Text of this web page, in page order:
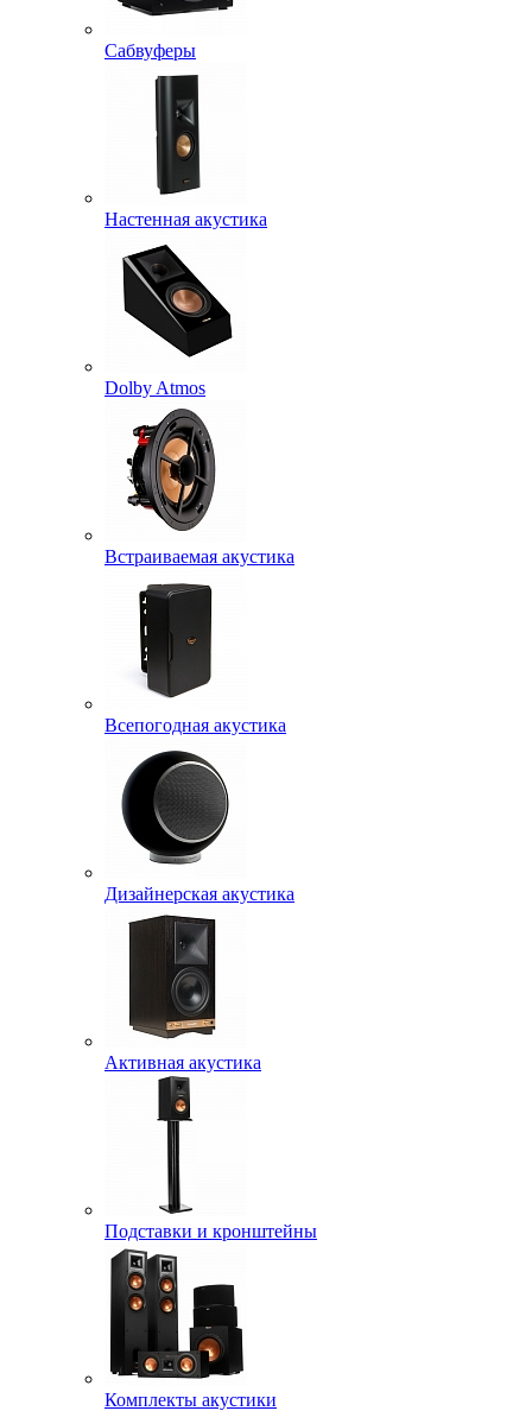
Сабвуферы
Настенная акустика
Dolby Atmos
Встраиваемая акустика
Всепогодная акустика
Дизайнерская акустика
Активная акустика
Подставки и кронштейны
Комплекты акустики